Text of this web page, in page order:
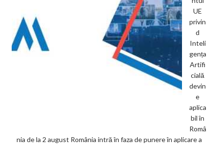
UE
privin
d
Inteli
gența
Artifi
cială
devin
e
aplica
bil în
Româ
nia de la 2 august România intră în faza de punere în aplicare a